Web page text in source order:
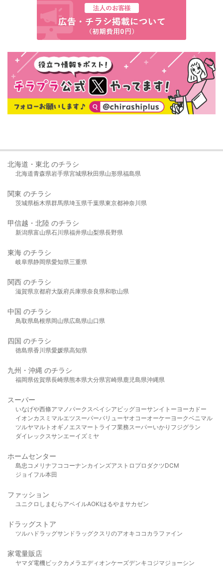
北海道・東北 のチラシ
北海道青森県岩手県宮城県秋田県山形県福島県
関東 のチラシ
茨城県栃木県群馬県埼玉県千葉県東京都神奈川県
甲信越・北陸 のチラシ
新潟県富山県石川県福井県山梨県長野県
東海 のチラシ
岐阜県静岡県愛知県三重県
関西 のチラシ
滋賀県京都府大阪府兵庫県奈良県和歌山県
中国 のチラシ
鳥取県島根県岡山県広島県山口県
四国 のチラシ
徳島県香川県愛媛県高知県
九州・沖縄 のチラシ
福岡県佐賀県長崎県熊本県大分県宮崎県鹿児島県沖縄県
スーパー
いなげや西條アマノパークスベイシア ビッグヨーサンイトーヨーカドー
イオンカスミ マルエツスーパーバリューヤオコーオーケー ヨークベニマル
ツルヤマルト オギノ エスマート ライフ業務スーパーいかり フジグラン
ダイレックスサンエーイズミヤ
ホームセンター
島忠 コメリ ナフコ コーナンカインズアストロプロダクツDCM
ジョイフル本田
ファッション
ユニクロ しまむら アベイルAOKIはるやま サカゼン
ドラッグストア
ツルハドラッグサンドラッグクスリのアオキ ココカラファイン
家電量販店
ヤマダ電機ビックカメラ エディオンケーズデンキ コジマジョーシン